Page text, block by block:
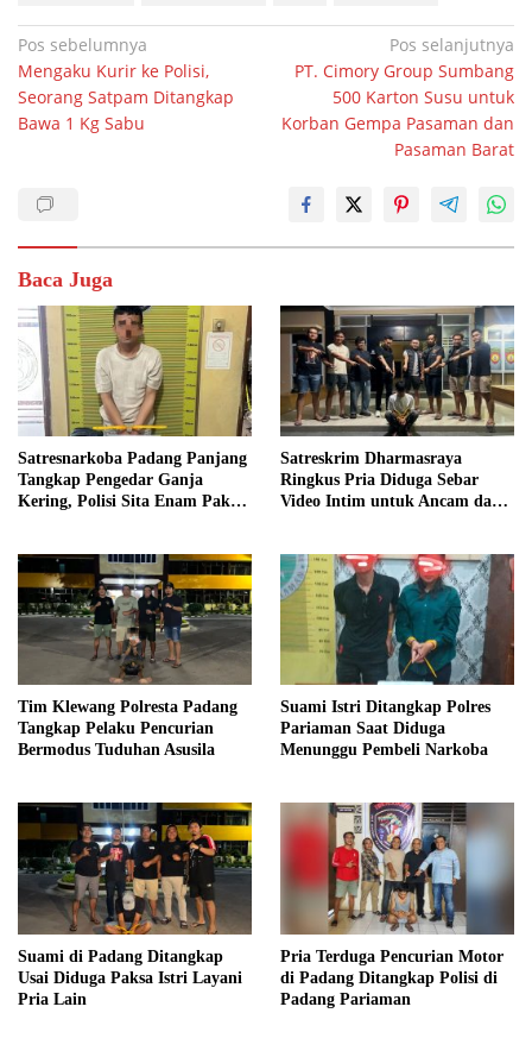
Navigasi
pos
Pos sebelumnya
Mengaku Kurir ke Polisi,
Seorang Satpam Ditangkap
Bawa 1 Kg Sabu
Pos selanjutnya
PT. Cimory Group Sumbang
500 Karton Susu untuk
Korban Gempa Pasaman dan
Pasaman Barat
Baca Juga
Satresnarkoba Padang Panjang
Tangkap Pengedar Ganja
Kering, Polisi Sita Enam Paket
Satreskrim Dharmasraya
Ringkus Pria Diduga Sebar
Video Intim untuk Ancam dan
Tim Klewang Polresta Padang
Tangkap Pelaku Pencurian
Bermodus Tuduhan Asusila
Suami Istri Ditangkap Polres
Pariaman Saat Diduga
Menunggu Pembeli Narkoba
Suami di Padang Ditangkap
Usai Diduga Paksa Istri Layani
Pria Lain
Pria Terduga Pencurian Motor
di Padang Ditangkap Polisi di
Padang Pariaman